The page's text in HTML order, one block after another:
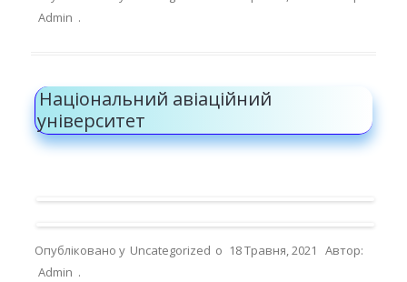
Admin .
Національний авіаційний
університет
Опубліковано у Uncategorized о 18 Травня, 2021
Автор:
Admin .